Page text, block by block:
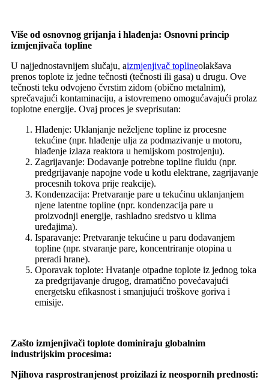
Više od osnovnog grijanja i hlađenja: Osnovni princip
izmjenjivača topline
U najjednostavnijem slučaju, aizmjenjivač toplineolakšava
prenos toplote iz jedne tečnosti (tečnosti ili gasa) u drugu. Ove
tečnosti teku odvojeno čvrstim zidom (obično metalnim),
sprečavajući kontaminaciju, a istovremeno omogućavajući prolaz
toplotne energije. Ovaj proces je sveprisutan:
Hlađenje: Uklanjanje neželjene topline iz procesne
tekućine (npr. hlađenje ulja za podmazivanje u motoru,
hlađenje izlaza reaktora u hemijskom postrojenju).
Zagrijavanje: Dodavanje potrebne topline fluidu (npr.
predgrijavanje napojne vode u kotlu elektrane, zagrijavanje
procesnih tokova prije reakcije).
Kondenzacija: Pretvaranje pare u tekućinu uklanjanjem
njene latentne topline (npr. kondenzacija pare u
proizvodnji energije, rashladno sredstvo u klima
uređajima).
Isparavanje: Pretvaranje tekućine u paru dodavanjem
topline (npr. stvaranje pare, koncentriranje otopina u
preradi hrane).
Oporavak toplote: Hvatanje otpadne toplote iz jednog toka
za predgrijavanje drugog, dramatično povećavajući
energetsku efikasnost i smanjujući troškove goriva i
emisije.
Zašto izmjenjivači toplote dominiraju globalnim
industrijskim procesima:
Njihova rasprostranjenost proizilazi iz neospornih prednosti: